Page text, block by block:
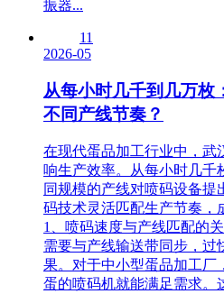
振器...
11
2026-05
从每小时几千到几万枚
不同产线节奏？
在现代蛋品加工行业中，武
响生产效率。从每小时几千
同规模的产线对喷码设备
码技术灵活匹配生产节奏，
1、喷码速度与产线匹配的
需要与产线输送带同步，过
果。对于中小型蛋品加工厂
蛋的喷码机就能满足需求。